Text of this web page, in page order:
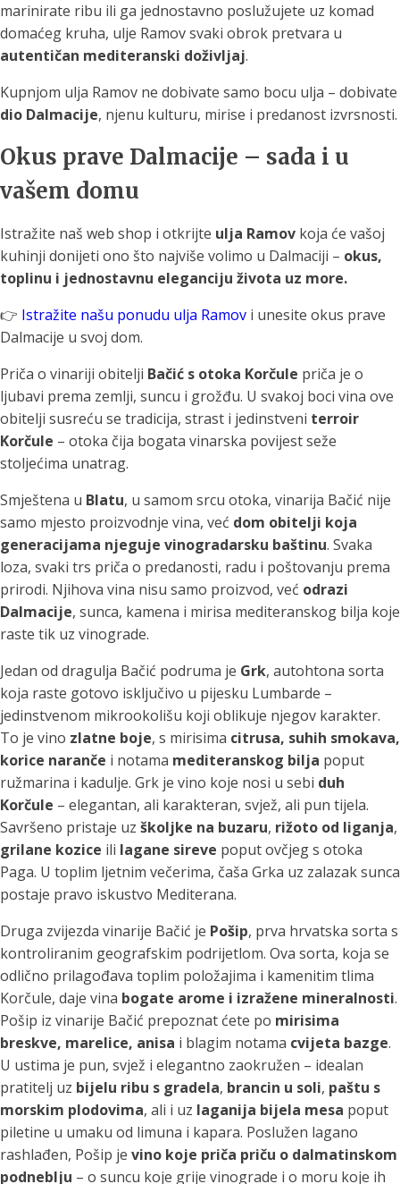
marinirate ribu ili ga jednostavno poslužujete uz komad
domaćeg kruha, ulje Ramov svaki obrok pretvara u
autentičan mediteranski doživljaj.
Kupnjom ulja Ramov ne dobivate samo bocu ulja – dobivate
dio Dalmacije, njenu kulturu, mirise i predanost izvrsnosti.
Okus prave Dalmacije – sada i u
vašem domu
Istražite naš web shop i otkrijte ulja Ramov koja će vašoj
kuhinji donijeti ono što najviše volimo u Dalmaciji – okus,
toplinu i jednostavnu eleganciju života uz more.
👉 Istražite našu ponudu ulja Ramov i unesite okus prave
Dalmacije u svoj dom.
Priča o vinariji obitelji Bačić s otoka Korčule priča je o
ljubavi prema zemlji, suncu i grožđu. U svakoj boci vina ove
obitelji susreću se tradicija, strast i jedinstveni terroir
Korčule – otoka čija bogata vinarska povijest seže
stoljećima unatrag.
Smještena u Blatu, u samom srcu otoka, vinarija Bačić nije
samo mjesto proizvodnje vina, već dom obitelji koja
generacijama njeguje vinogradarsku baštinu. Svaka
loza, svaki trs priča o predanosti, radu i poštovanju prema
prirodi. Njihova vina nisu samo proizvod, već odrazi
Dalmacije, sunca, kamena i mirisa mediteranskog bilja koje
raste tik uz vinograde.
Jedan od dragulja Bačić podruma je Grk, autohtona sorta
koja raste gotovo isključivo u pijesku Lumbarde –
jedinstvenom mikrookolišu koji oblikuje njegov karakter.
To je vino zlatne boje, s mirisima citrusa, suhih smokava,
korice naranče i notama mediteranskog bilja poput
ružmarina i kadulje. Grk je vino koje nosi u sebi duh
Korčule – elegantan, ali karakteran, svjež, ali pun tijela.
Savršeno pristaje uz školjke na buzaru, rižoto od liganja,
grilane kozice ili lagane sireve poput ovčjeg s otoka
Paga. U toplim ljetnim večerima, čaša Grka uz zalazak sunca
postaje pravo iskustvo Mediterana.
Druga zvijezda vinarije Bačić je Pošip, prva hrvatska sorta s
kontroliranim geografskim podrijetlom. Ova sorta, koja se
odlično prilagođava toplim položajima i kamenitim tlima
Korčule, daje vina bogate arome i izražene mineralnosti.
Pošip iz vinarije Bačić prepoznat ćete po mirisima
breskve, marelice, anisa i blagim notama cvijeta bazge.
U ustima je pun, svjež i elegantno zaokružen – idealan
pratitelj uz bijelu ribu s gradela, brancin u soli, paštu s
morskim plodovima, ali i uz laganija bijela mesa poput
piletine u umaku od limuna i kapara. Poslužen lagano
rashlađen, Pošip je vino koje priča priču o dalmatinskom
podneblju – o suncu koje grije vinograde i o moru koje ih